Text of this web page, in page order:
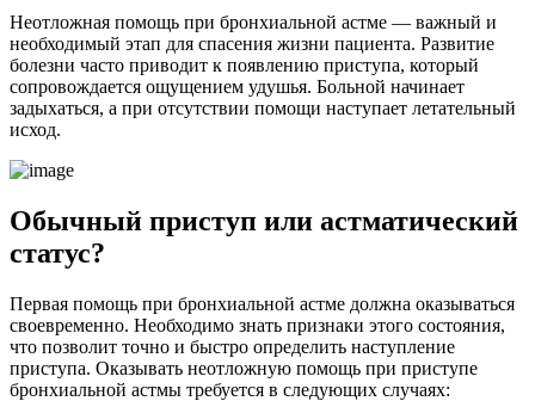
Неотложная помощь при бронхиальной астме — важный и
необходимый этап для спасения жизни пациента. Развитие
болезни часто приводит к появлению приступа, который
сопровождается ощущением удушья. Больной начинает
задыхаться, а при отсутствии помощи наступает летательный
исход.
Обычный приступ или астматический
статус?
Первая помощь при бронхиальной астме должна оказываться
своевременно. Необходимо знать признаки этого состояния,
что позволит точно и быстро определить наступление
приступа. Оказывать неотложную помощь при приступе
бронхиальной астмы требуется в следующих случаях: